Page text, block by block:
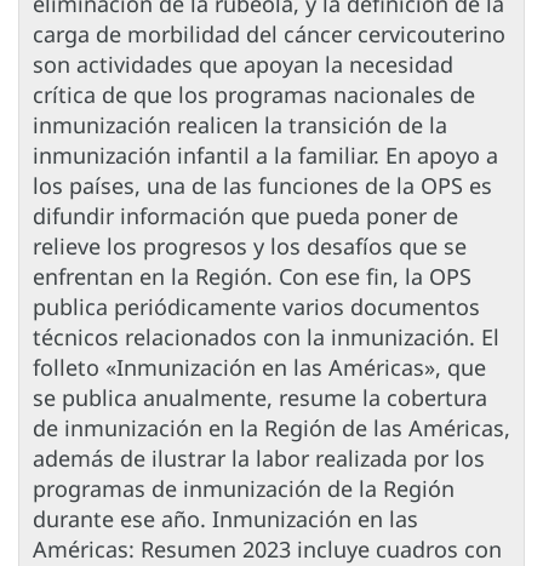
carga de morbilidad del cáncer cervicouterino
son actividades que apoyan la necesidad
crítica de que los programas nacionales de
inmunización realicen la transición de la
inmunización infantil a la familiar. En apoyo a
los países, una de las funciones de la OPS es
difundir información que pueda poner de
relieve los progresos y los desafíos que se
enfrentan en la Región. Con ese fin, la OPS
publica periódicamente varios documentos
técnicos relacionados con la inmunización. El
folleto «Inmunización en las Américas», que
se publica anualmente, resume la cobertura
de inmunización en la Región de las Américas,
además de ilustrar la labor realizada por los
programas de inmunización de la Región
durante ese año. Inmunización en las
Américas: Resumen 2023 incluye cuadros con